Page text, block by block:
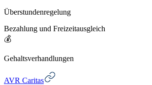
Überstundenregelung
Bezahlung und Freizeitausgleich
💰
Gehaltsverhandlungen
AVR Caritas